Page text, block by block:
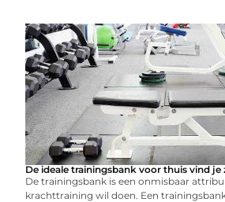
De ideale trainingsbank voor thuis vind je
De trainingsbank is een onmisbaar
krachttraining wil doen. Een